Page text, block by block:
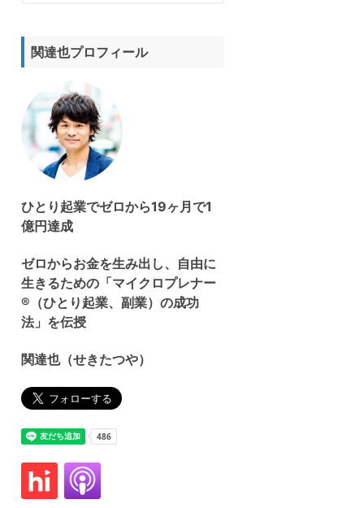
ト
を
索
す
る
関達也プロフィール
ひとり起業でゼロから19ヶ月で1
億円達成
ゼロからお金を生み出し、自由に
生きるための「マイクロプレナー
®（ひとり起業、副業）の成功
法」を伝授
関達也（せきたつや）